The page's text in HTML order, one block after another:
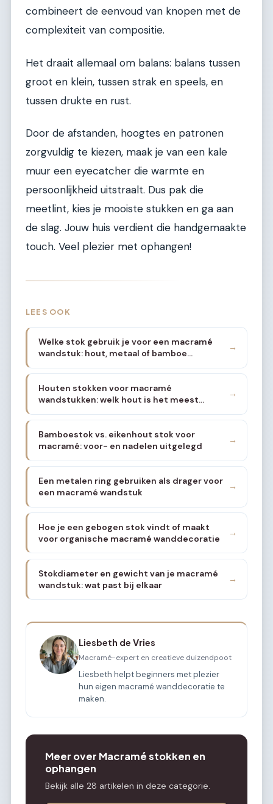
combineert de eenvoud van knopen met de
complexiteit van compositie.
Het draait allemaal om balans: balans tussen
groot en klein, tussen strak en speels, en
tussen drukte en rust.
Door de afstanden, hoogtes en patronen
zorgvuldig te kiezen, maak je van een kale
muur een eyecatcher die warmte en
persoonlijkheid uitstraalt. Dus pak die
meetlint, kies je mooiste stukken en ga aan
de slag. Jouw huis verdient die handgemaakte
touch. Veel plezier met ophangen!
LEES OOK
Welke stok gebruik je voor een macramé
wandstuk: hout, metaal of bamboe
→
Houten stokken voor macramé
wandstukken: welk hout is het meest
→
Bamboestok vs. eikenhout stok voor
macramé: voor- en nadelen uitgelegd
→
Een metalen ring gebruiken als drager voor
een macramé wandstuk
→
Hoe je een gebogen stok vindt of maakt
voor organische macramé wanddecoratie
→
Stokdiameter en gewicht van je macramé
wandstuk: wat past bij elkaar
→
Liesbeth de Vries
Macramé-expert en creatieve duizendpoot
Liesbeth helpt beginners met plezier
hun eigen macramé wanddecoratie te
maken.
Meer over Macramé stokken en
ophangen
Bekijk alle 28 artikelen in deze categorie.